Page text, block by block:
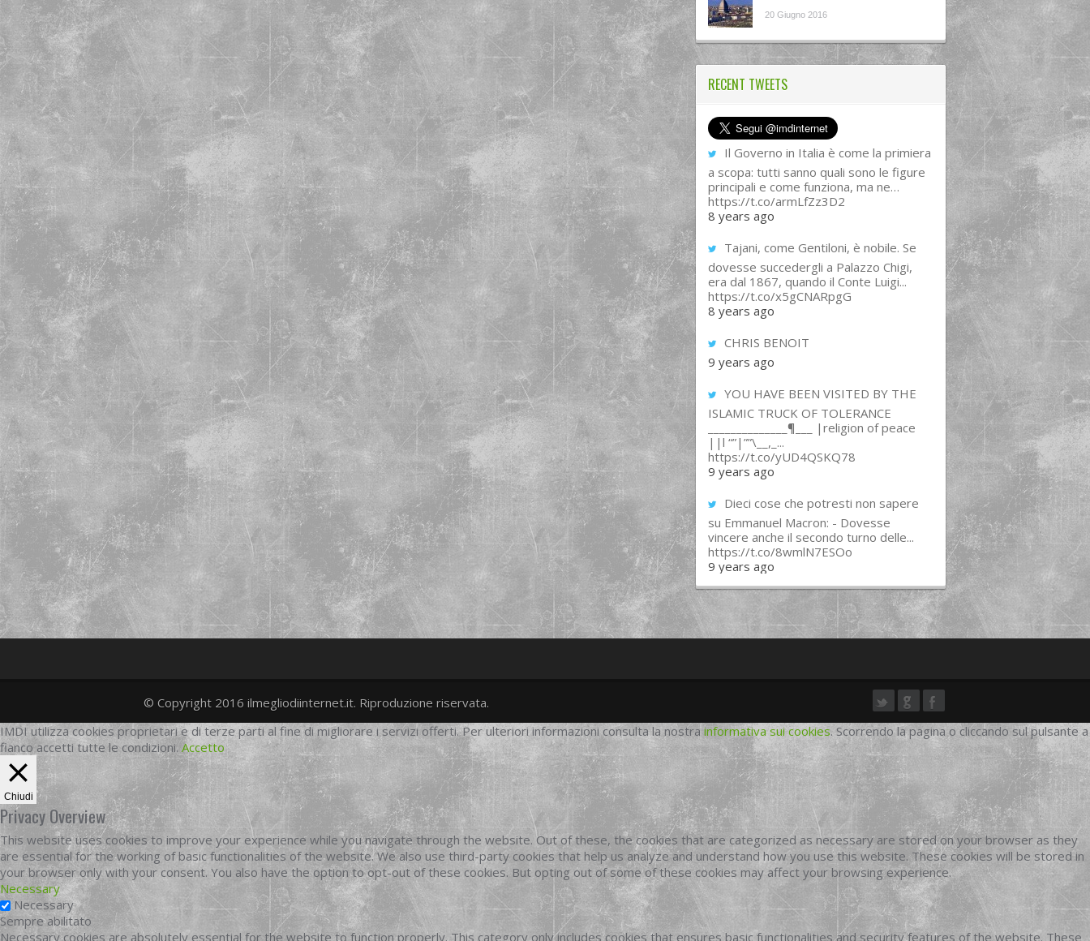
20 Giugno 2016
RECENT TWEETS
Il Governo in Italia è come la primiera
a scopa: tutti sanno quali sono le figure
principali e come funziona, ma ne…
https://t.co/armLfZz3D2
8 years ago
Tajani, come Gentiloni, è nobile. Se
dovesse succedergli a Palazzo Chigi,
era dal 1867, quando il Conte Luigi...
https://t.co/x5gCNARpgG
8 years ago
CHRIS BENOIT
9 years ago
YOU HAVE BEEN VISITED BY THE
ISLAMIC TRUCK OF TOLERANCE
______________¶___ |religion of peace
||l “”|””\__,_...
https://t.co/yUD4QSKQ78
9 years ago
Dieci cose che potresti non sapere
su Emmanuel Macron: - Dovesse
vincere anche il secondo turno delle...
https://t.co/8wmlN7ESOo
9 years ago
twittergoogleplus
facebook
© Copyright 2016 ilmegliodiinternet.it. Riproduzione riservata.
IMDI utilizza cookies proprietari e di terze parti al fine di migliorare i servizi offerti. Per ulteriori informazioni consulta la nostra informativa sui cookies. Scorrendo la pagina o cliccando sul pulsante a
fianco accetti tutte le condizioni. Accetto
Chiudi
Privacy Overview
This website uses cookies to improve your experience while you navigate through the website. Out of these, the cookies that are categorized as necessary are stored on your browser as they
are essential for the working of basic functionalities of the website. We also use third-party cookies that help us analyze and understand how you use this website. These cookies will be stored in
your browser only with your consent. You also have the option to opt-out of these cookies. But opting out of some of these cookies may affect your browsing experience.
Necessary
Necessary
Sempre abilitato
Necessary cookies are absolutely essential for the website to function properly. This category only includes cookies that ensures basic functionalities and security features of the website. These